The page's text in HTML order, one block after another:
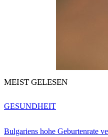
MEIST GELESEN
Bulgariens hohe Geburtenrate
GESUNDHEIT